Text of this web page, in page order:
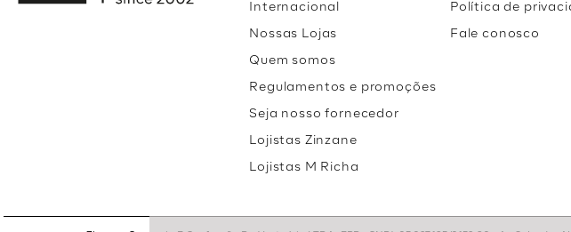
Internacional
Nossas Lojas
Quem somos
Regulamentos e promoções
Seja nosso fornecedor
Lojistas Zinzane
Lojistas M Richa
Política de
Fale conosco